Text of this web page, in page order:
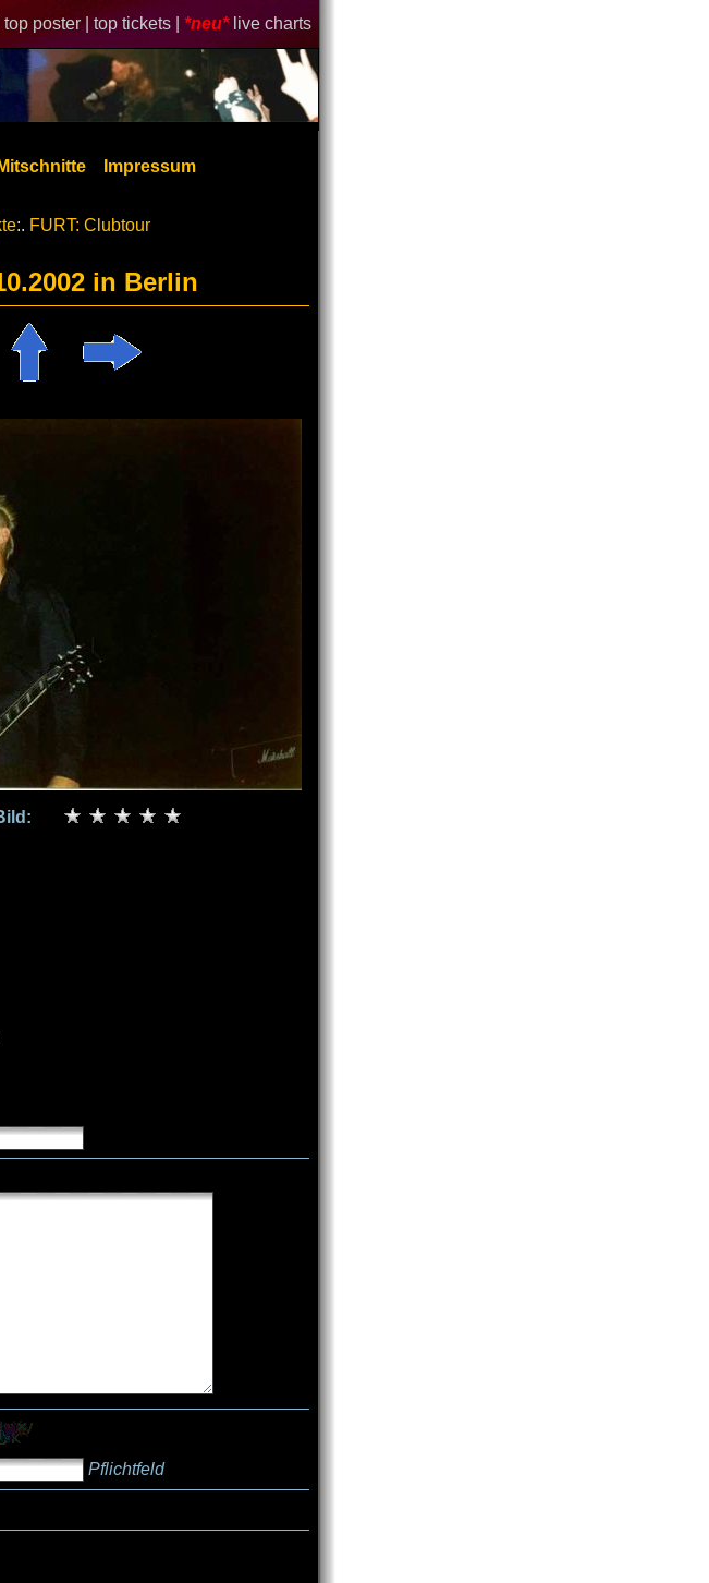
top poster | top tickets | *neu* live charts
Mitschnitte Impressum
:. FURT: Clubtour
in Berlin
Pflichtfeld